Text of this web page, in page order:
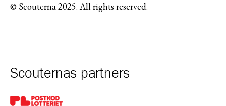
© Scouterna 2025. All rights reserved.
Scouternas partners
Gå till pl_50